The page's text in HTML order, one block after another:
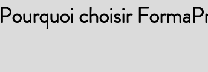
Pourquoi choisir